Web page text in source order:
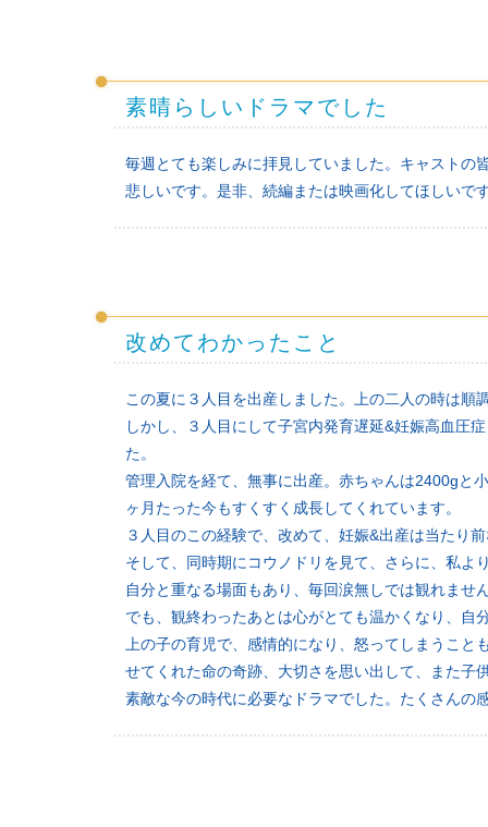
素晴らしいドラマでした
毎週とても楽しみに拝見していました。キャストの
悲しいです。是非、続編または映画化してほしいで
改めてわかったこと
この夏に３人目を出産しました。上の二人の時は順
しかし、３人目にして子宮内発育遅延&妊娠高血圧
た。
管理入院を経て、無事に出産。赤ちゃんは2400gと
ヶ月たった今もすくすく成長してくれています。
３人目のこの経験で、改めて、妊娠&出産は当たり
そして、同時期にコウノドリを見て、さらに、私よ
自分と重なる場面もあり、毎回涙無しでは観れませ
でも、観終わったあとは心がとても温かくなり、自
上の子の育児で、感情的になり、怒ってしまうこ
せてくれた命の奇跡、大切さを思い出して、また子
素敵な今の時代に必要なドラマでした。たくさんの